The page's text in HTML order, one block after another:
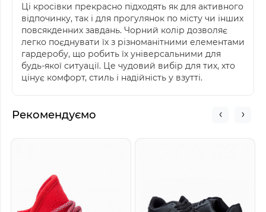
Ці кросівки прекрасно підходять як для активного
відпочинку, так і для прогулянок по місту чи інших
повсякденних завдань. Чорний колір дозволяє
легко поєднувати їх з різноманітними елементами
гардеробу, що робить їх універсальними для
будь-якої ситуації. Це чудовий вибір для тих, хто
цінує комфорт, стиль і надійність у взутті.
Рекомендуємо